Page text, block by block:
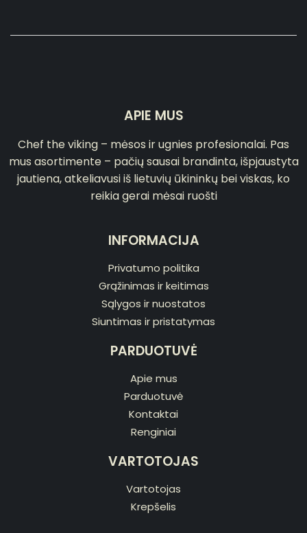
APIE MUS
Chef the viking – mėsos ir ugnies profesionalai. Pas
mus asortimente – pačių sausai brandinta, išpjaustyta
jautiena, atkeliavusi iš lietuvių ūkininkų bei viskas, ko
reikia gerai mėsai ruošti
INFORMACIJA
Privatumo politika
Grąžinimas ir keitimas
Sąlygos ir nuostatos
Siuntimas ir pristatymas
PARDUOTUVĖ
Apie mus
Parduotuvė
Kontaktai
Renginiai
VARTOTOJAS
Vartotojas
Krepšelis